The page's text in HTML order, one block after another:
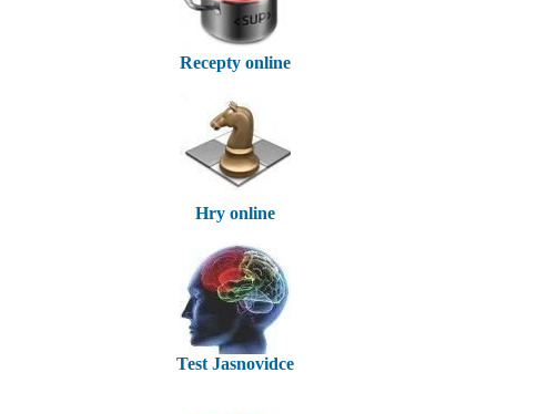
Recepty online
Hry online
Test Jasnovidce